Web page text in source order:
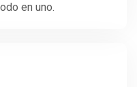
en uno.